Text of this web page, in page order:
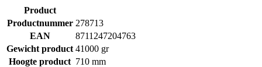
Product
Productnummer 278713
EAN
8711247204763
Gewicht product 41000 gr
Hoogte product 710 mm